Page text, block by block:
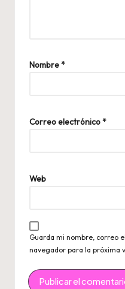
Nombre*
Correo electrónico*
Web
Guarda mi nombre, correo
navegador para la próxima